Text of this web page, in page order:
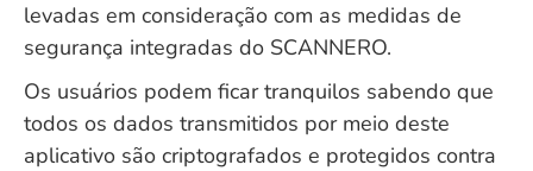
levadas em consideração com as medidas de
segurança integradas do SCANNERO.
Os usuários podem ficar tranquilos sabendo que
todos os dados transmitidos por meio deste
aplicativo são criptografados e protegidos contra